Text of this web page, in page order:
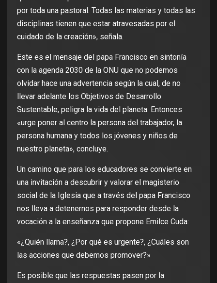
por toda una pastoral. Todas las materias y todas las
disciplinas tienen que estar atravesadas por el
cuidado de la creación», señala.
Este es el mensaje del papa Francisco en sintonía
con la agenda 2030 de la ONU que no podemos
olvidar hace una advertencia según la cual, de no
llevar adelante los Objetivos de Desarrollo
Sustentable, peligra la vida del planeta. Entonces
«urge poner al centro la persona del trabajador, la
persona humana y todos los jóvenes y niños de
nuestro planeta», concluye.
Un camino que para los educadores se convierte en
una invitación a descubrir y valorar el magisterio
social de la Iglesia que a través del papa Francisco
nos lleva a detenernos para responder desde la
vocación a la enseñanza que propone Emilce Cuda:
«¿Quién llama?, ¿Por qué es urgente?, ¿Cuáles son
las acciones que debemos promover?»
Es posible que las respuestas pasen por la